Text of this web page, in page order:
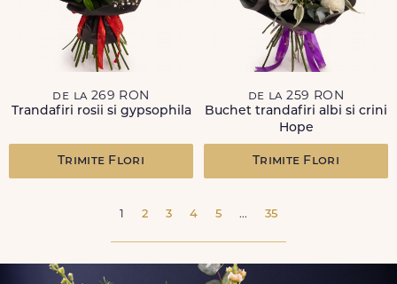
de la 269 RON
Trandafiri rosii si gypsophila
Trimite Flori
de la 259 RON
Buchet trandafiri albi si crini
Hope
Trimite Flori
1 2 3 4 5 ... 35